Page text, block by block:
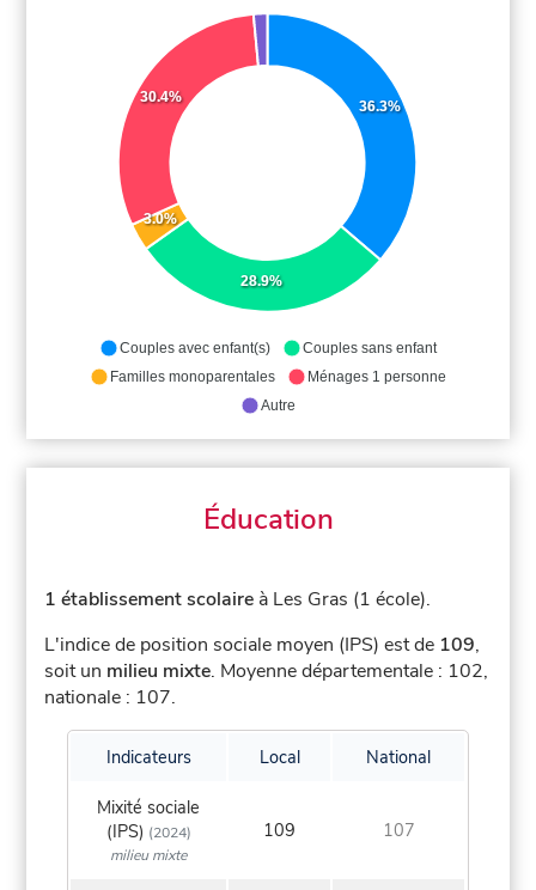
36.3%
28.9%
3.0%
30.4%
Couples avec enfant(s)
Couples sans enfant
Familles monoparentales
Ménages 1 personne
Autre
Éducation
1 établissement scolaire à Les Gras (1 école).
L'indice de position sociale moyen (IPS) est de 109,
soit un milieu mixte. Moyenne départementale : 102,
nationale : 107.
Indicateurs Local National
Mixité sociale
(IPS) (2024)
milieu mixte
109 107